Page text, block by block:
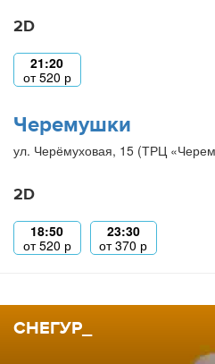
2D
21:20
от520 р
Черемушки
ул. Черёмуховая, 15 (ТРЦ
2D
18:50
от520 р
23:30
от370 р
СНЕГУР_